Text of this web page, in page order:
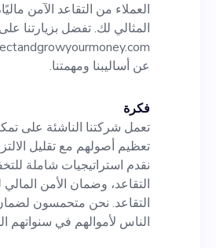
العملاء من التقاعد الآمن
المثالي لك. تفضل بزيارتنا على
عن أساليبنا ومهمتنا.
فكرة
تعمل شركتنا الناشئة على
تعظيم أصولهم مع تقليل
نقدم استراتيجيات شاملة
التقاعد، وضمان الأمن المالي
التقاعد. نحن متحمسون لضمان
الناس لأموالهم في سنواتهم